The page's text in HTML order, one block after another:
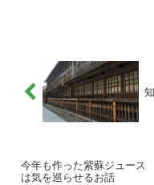
今年も作った紫蘇ジュース
は気を巡らせるお話